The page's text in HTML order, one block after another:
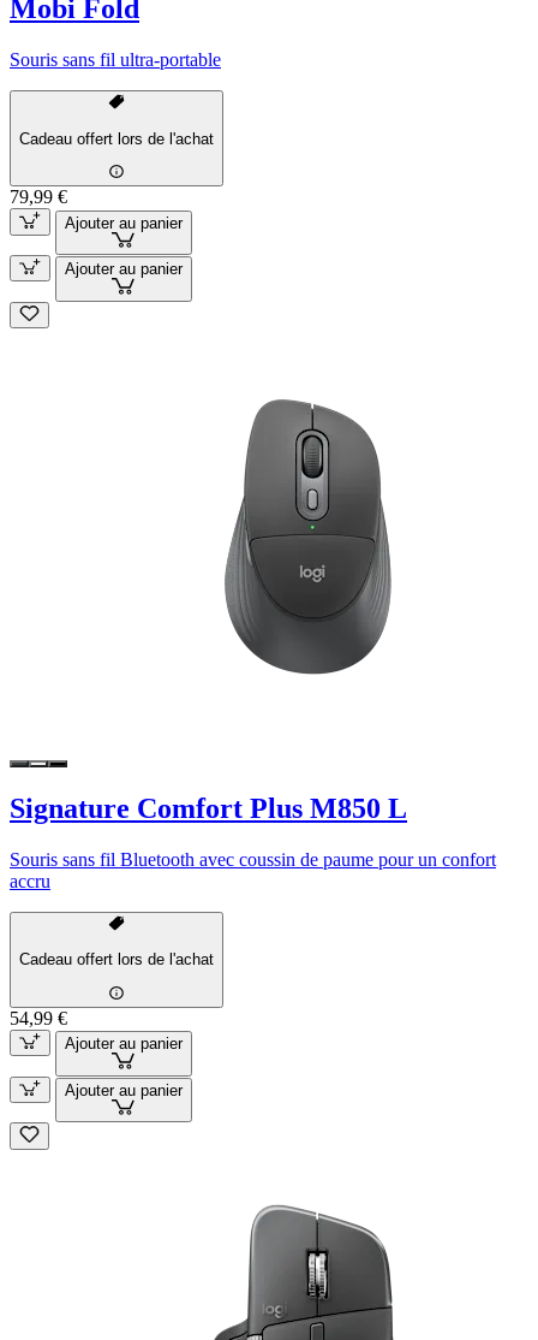
Mobi Fold
Souris sans fil ultra-portable
Cadeau offert lors de l'achat
79,99 €
Ajouter au panier
Ajouter au panier
Signature Comfort Plus M850 L
Souris sans fil Bluetooth avec coussin de paume pour un confort
accru
Cadeau offert lors de l'achat
54,99 €
Ajouter au panier
Ajouter au panier